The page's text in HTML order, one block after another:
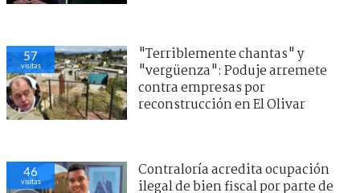
57
visitas
"Terriblemente chantas" y
"vergüenza": Poduje arremete
contra empresas por
reconstrucción en El Olivar
46
visitas
Contraloría acredita ocupación
ilegal de bien fiscal por parte de